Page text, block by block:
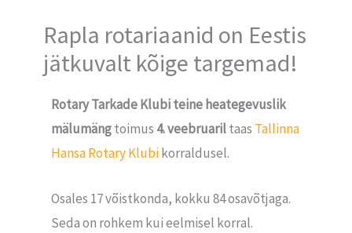
Rapla rotariaanid on Eestis
jätkuvalt kõige targemad!
Rotary Tarkade Klubi teine heategevuslik
mälumängtoimus 4. veebruariltaas Tallinna
Hansa Rotary Klubikorraldusel.
Osales 17 võistkonda, kokku 84 osavõtjaga.
Seda on rohkem kui eelmisel korral.